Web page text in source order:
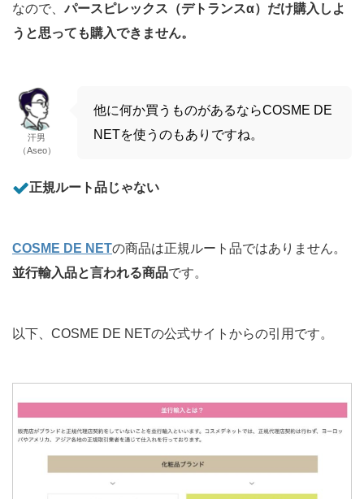
なので、パースピレックス（デトランスα）だけ購入しよ
うと思っても購入できません。
汗男
（Aseo）
他に何か買うものがあるならCOSME DE
NETを使うのもありですね。
正規ルート品じゃない
COSME DE NETの商品は正規ルート品ではありません。
並行輸入品と言われる商品です。
以下、COSME DE NETの公式サイトからの引用です。